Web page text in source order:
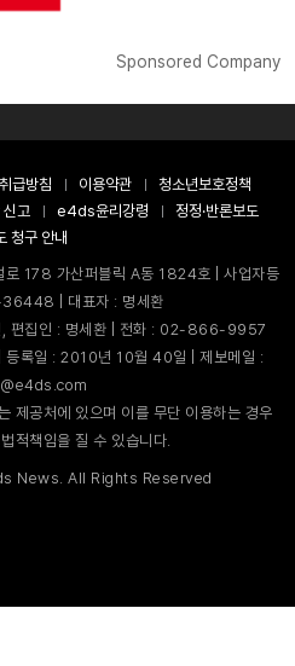
Sponsored Company
급방침 이용약관
청소년보호정책
신고 e4ds윤리강령
정정·반론보도
청구 안내
로 178 가산퍼블릭 A동 1824호 | 사업자등
| 대표자 : 명세환
, 편집인 : 명세환 | 전화 : 02-866-9957
록일 : 2010년 10월 40일 | 제보메일 :
제공처에 있으며 이를 무단 이용하는 경우
적책임을 질 수 있습니다.
News. All Rights Reserved